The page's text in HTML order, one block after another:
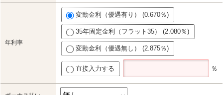
年利率
変動金利（優遇有り） (0.670％)
35年固定金利（フラット35） (2.080％)
変動金利（優遇無し） (2.875％)
直接入力する ％